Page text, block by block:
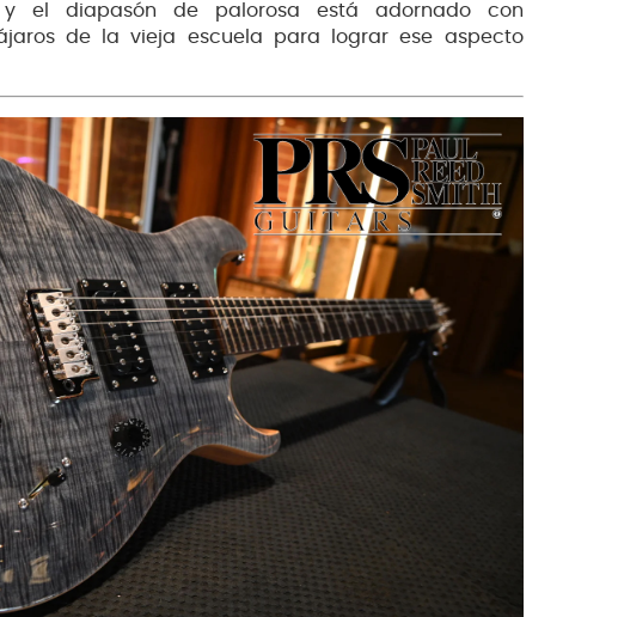
el diapasón de palorosa está adornado con
de la vieja escuela para lograr ese aspecto